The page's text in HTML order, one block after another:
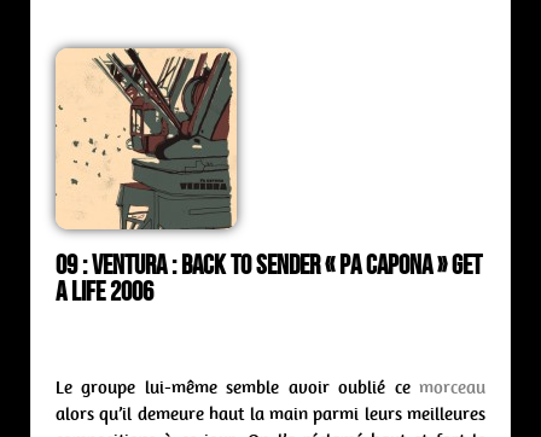
09 : Ventura : back to sender « Pa Capona » Get
A Life 2006
Le groupe lui-même semble avoir oublié ce morceau
alors qu’il demeure haut la main parmi leurs meilleures